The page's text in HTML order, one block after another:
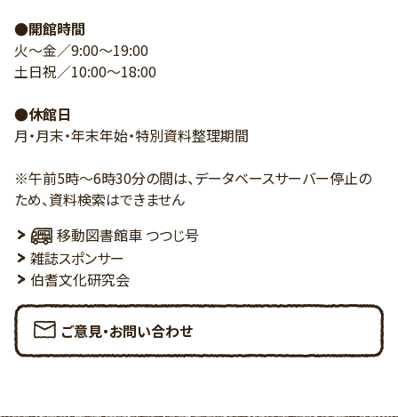
●開館時間
火～金／9:00～19:00
土日祝／10:00～18:00
●休館日
月・月末・年末年始・特別資料整理期間
※午前5時～6時30分の間は、データベースサーバー停止の
ため、資料検索はできません
移動図書館車 つつじ号
雑誌スポンサー
伯耆文化研究会
ご意見・お問い合わせ